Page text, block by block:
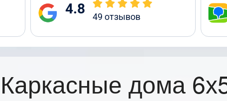
4.8 49 отзывов
Каркасные дома